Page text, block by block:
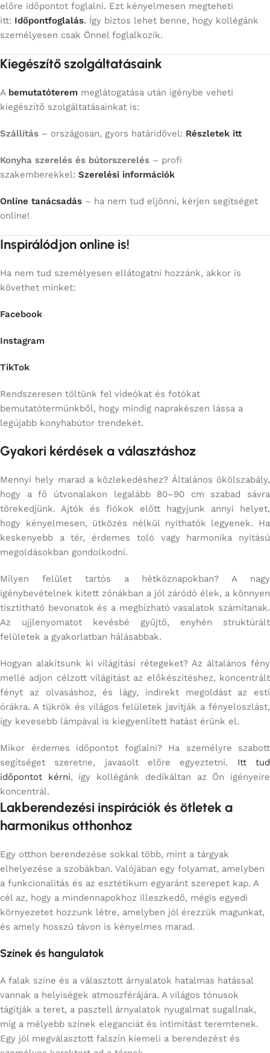
előre időpontot foglalni. Ezt kényelmesen megteheti
itt: Időpontfoglalás. Így biztos lehet benne, hogy kollégánk
személyesen csak Önnel foglalkozik.
Kiegészítő szolgáltatásaink
A bemutatóterem meglátogatása után igénybe veheti
kiegészítő szolgáltatásainkat is:
Szállítás – országosan, gyors határidővel: Részletek itt
Konyha szerelés és bútorszerelés – profi
szakemberekkel: Szerelési információk
Online tanácsadás – ha nem tud eljönni, kérjen segítséget
online!
Inspirálódjon online is!
Ha nem tud személyesen ellátogatni hozzánk, akkor is
követhet minket:
Facebook
Instagram
TikTok
Rendszeresen töltünk fel videókat és fotókat
bemutatótermünkből, hogy mindig naprakészen lássa a
legújabb konyhabútor trendeket.
Gyakori kérdések a választáshoz
Mennyi hely marad a közlekedéshez? Általános ökölszabály,
hogy a fő útvonalakon legalább 80–90 cm szabad sávra
törekedjünk. Ajtók és fiókok előtt hagyjunk annyi helyet,
hogy kényelmesen, ütközés nélkül nyithatók legyenek. Ha
keskenyebb a tér, érdemes toló vagy harmonika nyitású
megoldásokban gondolkodni.
Milyen felület tartós a hétköznapokban? A nagy
igénybevételnek kitett zónákban a jól záródó élek, a könnyen
tisztítható bevonatok és a megbízható vasalatok számítanak.
Az ujjlenyomatot kevésbé gyűjtő, enyhén struktúrált
felületek a gyakorlatban hálásabbak.
Hogyan alakítsunk ki világítási rétegeket? Az általános fény
mellé adjon célzott világítást az előkészítéshez, koncentrált
fényt az olvasáshoz, és lágy, indirekt megoldást az esti
órákra. A tükrök és világos felületek javítják a fényeloszlást,
így kevesebb lámpával is kiegyenlített hatást érünk el.
Mikor érdemes időpontot foglalni? Ha személyre szabott
segítséget szeretne, javasolt előre egyeztetni. Itt tud
időpontot kérni, így kollégánk dedikáltan az Ön igényeire
koncentrál.
Lakberendezési inspirációk és ötletek a
harmonikus otthonhoz
Egy otthon berendezése sokkal több, mint a tárgyak
elhelyezése a szobákban. Valójában egy folyamat, amelyben
a funkcionalitás és az esztétikum egyaránt szerepet kap. A
cél az, hogy a mindennapokhoz illeszkedő, mégis egyedi
környezetet hozzunk létre, amelyben jól érezzük magunkat,
és amely hosszú távon is kényelmes marad.
Színek és hangulatok
A falak színe és a választott árnyalatok hatalmas hatással
vannak a helyiségek atmoszférájára. A világos tónusok
tágítják a teret, a pasztell árnyalatok nyugalmat sugallnak,
míg a mélyebb színek eleganciát és intimitást teremtenek.
Egy jól megválasztott falszín kiemeli a berendezést és